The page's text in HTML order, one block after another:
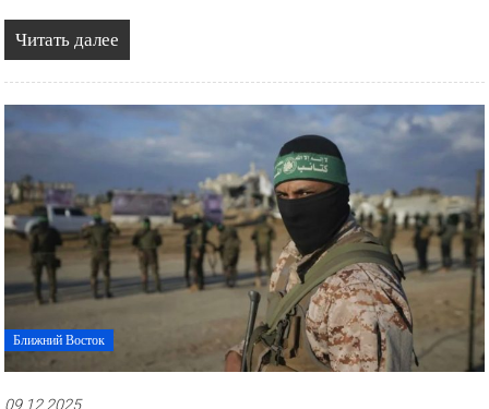
Читать далее
Ближний Восток
09.12.2025